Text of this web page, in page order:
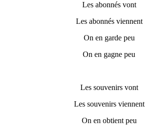
Les abonnés vont
Les abonnés viennent
On en garde peu
On en gagne peu
Les souvenirs vont
Les souvenirs viennent
On en obtient peu